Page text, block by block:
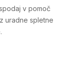
v pomoč
uradne spletne